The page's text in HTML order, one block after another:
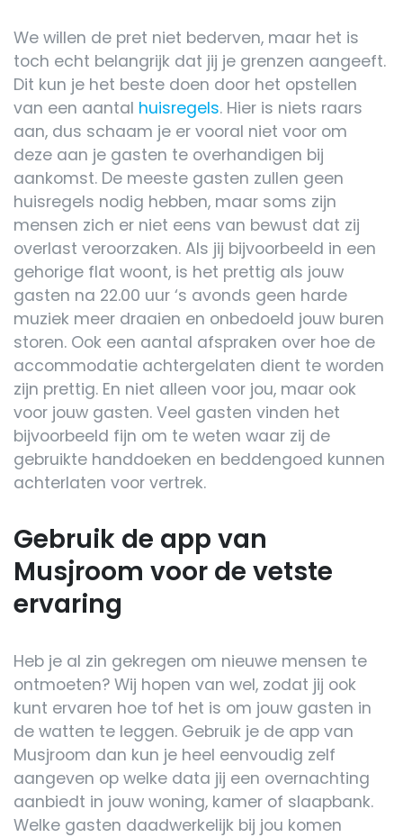
We willen de pret niet bederven, maar het is
toch echt belangrijk dat jij je grenzen aangeeft.
Dit kun je het beste doen door het opstellen
van een aantal huisregels. Hier is niets raars
aan, dus schaam je er vooral niet voor om
deze aan je gasten te overhandigen bij
aankomst. De meeste gasten zullen geen
huisregels nodig hebben, maar soms zijn
mensen zich er niet eens van bewust dat zij
overlast veroorzaken. Als jij bijvoorbeeld in een
gehorige flat woont, is het prettig als jouw
gasten na 22.00 uur ‘s avonds geen harde
muziek meer draaien en onbedoeld jouw buren
storen. Ook een aantal afspraken over hoe de
accommodatie achtergelaten dient te worden
zijn prettig. En niet alleen voor jou, maar ook
voor jouw gasten. Veel gasten vinden het
bijvoorbeeld fijn om te weten waar zij de
gebruikte handdoeken en beddengoed kunnen
achterlaten voor vertrek.
Gebruik de app van
Musjroom voor de vetste
ervaring
Heb je al zin gekregen om nieuwe mensen te
ontmoeten? Wij hopen van wel, zodat jij ook
kunt ervaren hoe tof het is om jouw gasten in
de watten te leggen. Gebruik je de app van
Musjroom dan kun je heel eenvoudig zelf
aangeven op welke data jij een overnachting
aanbiedt in jouw woning, kamer of slaapbank.
Welke gasten daadwerkelijk bij jou komen